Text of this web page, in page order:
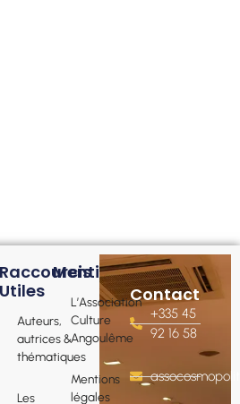
Raccourcis
Utiles
Auteurs,
autrices &
thématiques
Les
Mentions
L’Association
Culture
Angoulême
Mentions
légales
Contact
+335 45
92 16 58